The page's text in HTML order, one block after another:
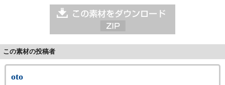
この素材の投稿者
oto